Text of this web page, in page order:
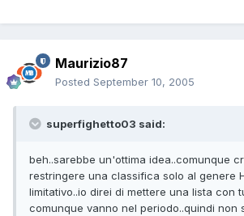
Maurizio87
Posted September 10, 2005
superfighetto03 said:
beh..sarebbe un'ottima idea..comunque
restringere una classifica solo al genere
limitativo..io direi di mettere una lista con
comunque vanno nel periodo..quindi non